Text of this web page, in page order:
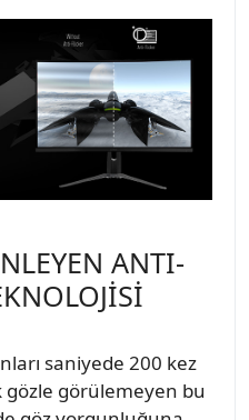
ANTI-
saniyede 200 kez
gözle görülemeyen bu